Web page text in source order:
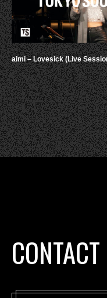
aimi – Lovesick (Live
CONTACT